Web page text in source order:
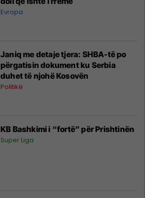
Evropa
Janiq me detaje tjera: SHBA-të po
përgatisin dokument ku Serbia
duhet të njohë Kosovën
Politikë
KB Bashkimi i “fortë” për Prishtinën
Super Liga